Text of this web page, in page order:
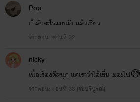
Pop
กำลังจะโรแมนติกแล้วเชียว
จากตอน: ตอนที่ 32
nicky
เนื้อเรื่องดีสนุก แต่เราว่าไอ้เชี่ย เยอะไป😅
จากตอน: ตอนที่ 33 (จบบริบูรณ์)​